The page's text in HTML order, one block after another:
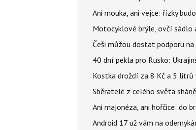
Ani mouka, ani vejce: řízky
Motocyklové brýle, ovčí sádlo
Češi můžou dostat podporu
40 dní pekla pro Rusko:
Kostka droždí za 8 Kč a 5
Sběratelé z celého světa
Ani majonéza, ani hořčice: do
Android 17 už vám na